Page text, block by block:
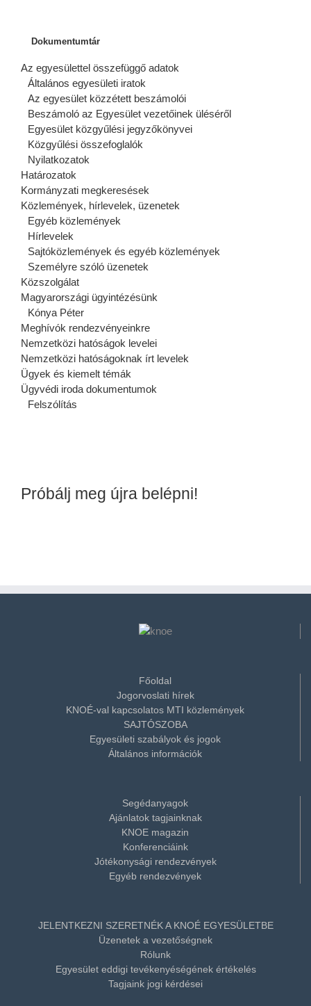
Próbálj meg újra belépni!
Dokumentumtár
Az egyesülettel összefüggő adatok
Általános egyesületi iratok
Az egyesület közzétett beszámolói
Beszámoló az Egyesület vezetőinek üléséről
Egyesület közgyűlési jegyzőkönyvei
Közgyűlési összefoglalók
Nyilatkozatok
Határozatok
Kormányzati megkeresések
Közlemények, hírlevelek, üzenetek
Egyéb közlemények
Hírlevelek
Sajtóközlemények és egyéb közlemények
Személyre szóló üzenetek
Közszolgálat
Magyarországi ügyintézésünk
Kónya Péter
Meghívók rendezvényeinkre
Nemzetközi hatóságok levelei
Nemzetközi hatóságoknak írt levelek
Ügyek és kiemelt témák
Ügyvédi iroda dokumentumok
Felszólítás
Főoldal
Jogorvoslati hírek
KNOÉ-val kapcsolatos MTI közlemények
SAJTÓSZOBA
Egyesületi szabályok és jogok
Általános információk
Segédanyagok
Ajánlatok tagjainknak
KNOE magazin
Konferenciáink
Jótékonysági rendezvények
Egyéb rendezvények
JELENTKEZNI SZERETNÉK A KNOÉ EGYESÜLETBE
Üzenetek a vezetőségnek
Rólunk
Egyesület eddigi tevékenyéségének értékelés
Tagjaink jogi kérdései